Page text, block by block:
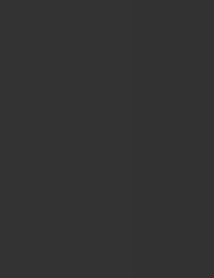
受